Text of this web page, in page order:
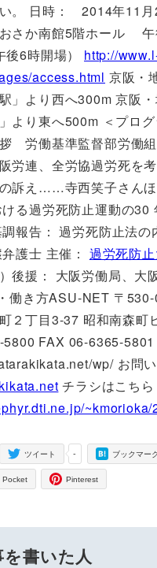
。 日時： 2014年11月
さか南館5階ホール 午
6時開場） http://
access.html 京阪・
」より西へ300m 京阪
より東へ500m ＜プロ
労働基準監督部労働
労連、全労協過労死を
訴え……寺西笑子さん
ける過労死防止運動の
報告： 過労死防止法の
護士 主催： 過労死防
）後援： 大阪労働局、大
働き方ASU-NET 〒
２丁目3-37 昭和南森町
FAX 06-6365-5801
wp/ お問い
チラシはこちら
~kmorioka/
-
ツイート ブックマーク
Pocket Pinterest
書いた人